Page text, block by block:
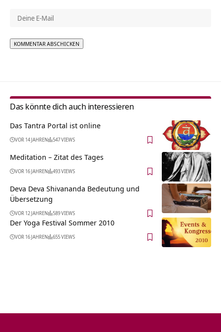
Das könnte dich auch interessieren
Das Tantra Portal ist online
VOR 14 JAHREN 547 VIEWS
Meditation – Zitat des Tages
VOR 16 JAHREN 493 VIEWS
Deva Deva Shivananda Bedeutung und
Übersetzung
VOR 12 JAHREN 589 VIEWS
Der Yoga Festival Sommer 2010
VOR 16 JAHREN 655 VIEWS